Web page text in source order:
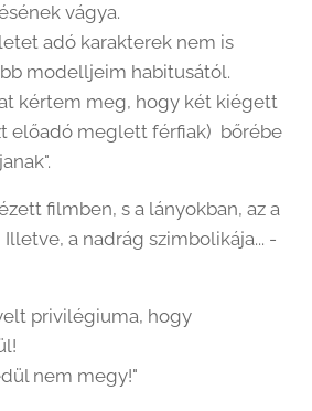
vágya.
adó karakterek nem is
modelljeim habitusától.
kértem meg, hogy két kiégett
előadó meglett férfiak) bőrébe
filmben, s a lányokban, az a
a nadrág szimbolikája... -
privilégiuma, hogy
nem megy!"